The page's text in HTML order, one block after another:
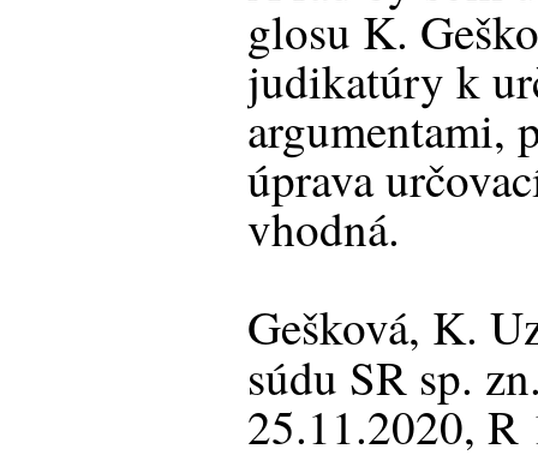
glosu K.
judikatúry k
argumentami,
úprava
vhodná.
Gešková, K.
súdu SR sp.
25.11.2020, R